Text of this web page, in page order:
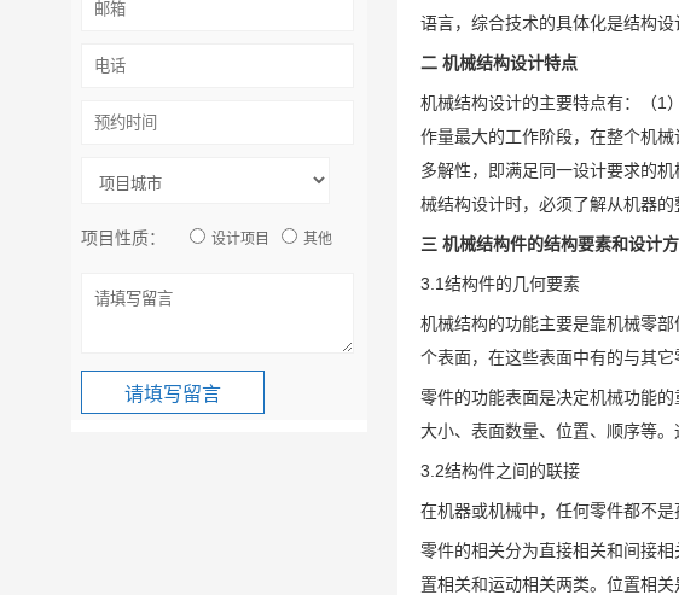
项目性质： 设计项目 其他
语言，综合技术的具体化是结构设
二 机械结构设计特点
机械结构设计的主要特点有：（1
作量最大的工作阶段，在整个机
多解性，即满足同一设计要求的
械结构设计时，必须了解从机器
三 机械结构件的结构要素和设计
3.1结构件的几何要素
机械结构的功能主要是靠机械零
个表面，在这些表面中有的与其
零件的功能表面是决定机械功能
大小、表面数量、位置、顺序等
3.2结构件之间的联接
在机器或机械中，任何零件都不
零件的相关分为直接相关和间接
置相关和运动相关两类。位置相